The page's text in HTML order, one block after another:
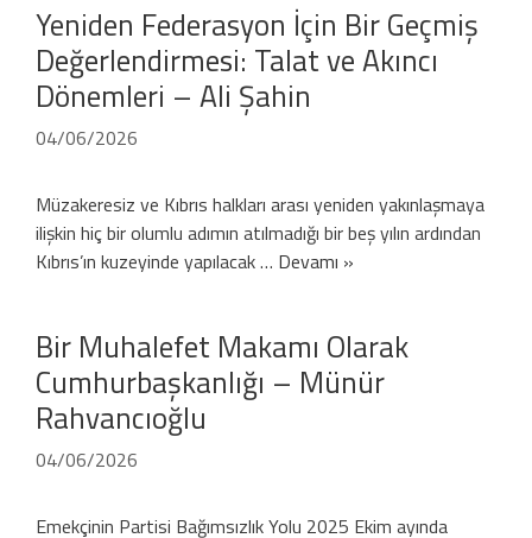
Yeniden Federasyon İçin Bir Geçmiş
Değerlendirmesi: Talat ve Akıncı
Dönemleri – Ali Şahin
04/06/2026
Müzakeresiz ve Kıbrıs halkları arası yeniden yakınlaşmaya
ilişkin hiç bir olumlu adımın atılmadığı bir beş yılın ardından
Kıbrıs’ın kuzeyinde yapılacak … Devamı »
Bir Muhalefet Makamı Olarak
Cumhurbaşkanlığı – Münür
Rahvancıoğlu
04/06/2026
Emekçinin Partisi Bağımsızlık Yolu 2025 Ekim ayında